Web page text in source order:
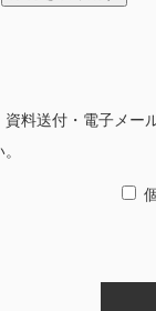
料送付・電子メ